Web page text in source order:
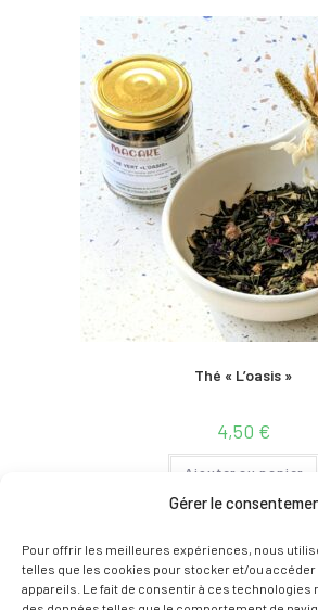
Gérer le
Pour offrir les meilleures expériences, nous
telles que les cookies pour stocker et/ou accéder
appareils. Le fait de consentir à ces
Thé « L’oasis »
4,50 €
Ajouter au panier